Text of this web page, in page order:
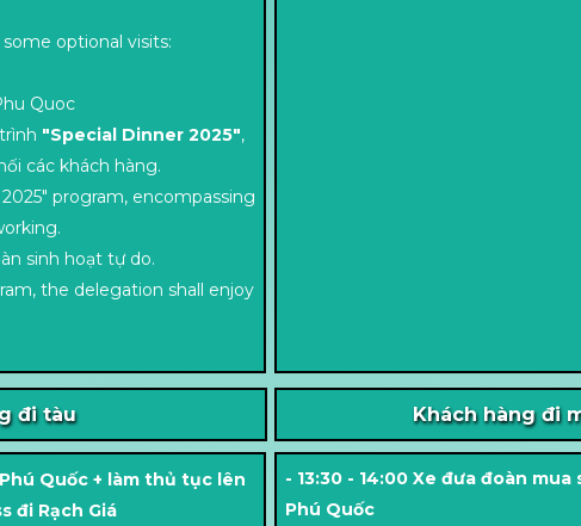
optional visits:
Quoc
"Special Dinner 2025",
các khách hàng.
program, encompassing
sinh hoạt tự do.
the delegation shall enjoy
đi tàu
Quốc + làm thủ tục lên
đi Rạch Giá
- 13:30 - 14:00 Xe đưa đoàn
Phú Quốc
Khách hàng đi